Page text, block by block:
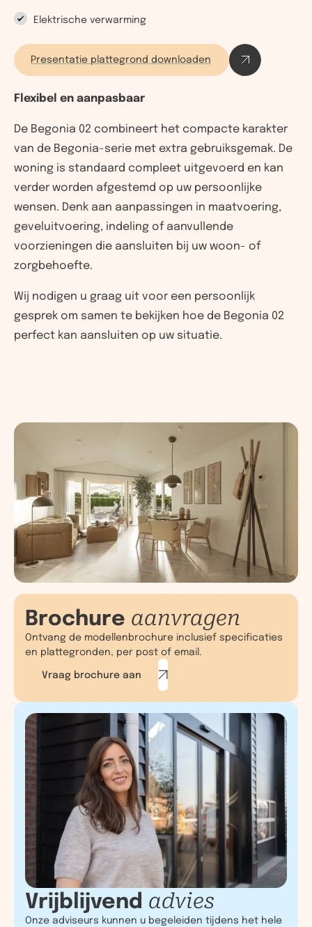
Elektrische verwarming
Presentatie plattegrond downloaden
Flexibel en aanpasbaar
De Begonia 02 combineert het compacte karakter
van de Begonia-serie met extra gebruiksgemak. De
woning is standaard compleet uitgevoerd en kan
verder worden afgestemd op uw persoonlijke
wensen. Denk aan aanpassingen in maatvoering,
geveluitvoering, indeling of aanvullende
voorzieningen die aansluiten bij uw woon- of
zorgbehoefte.
Wij nodigen u graag uit voor een persoonlijk
gesprek om samen te bekijken hoe de Begonia 02
perfect kan aansluiten op uw situatie.
Brochure aanvragen
Ontvang de modellenbrochure inclusief specificaties
en plattegronden, per post of email.
Vraag brochure aan
Vrijblijvend advies
Onze adviseurs kunnen u begeleiden tijdens het hele